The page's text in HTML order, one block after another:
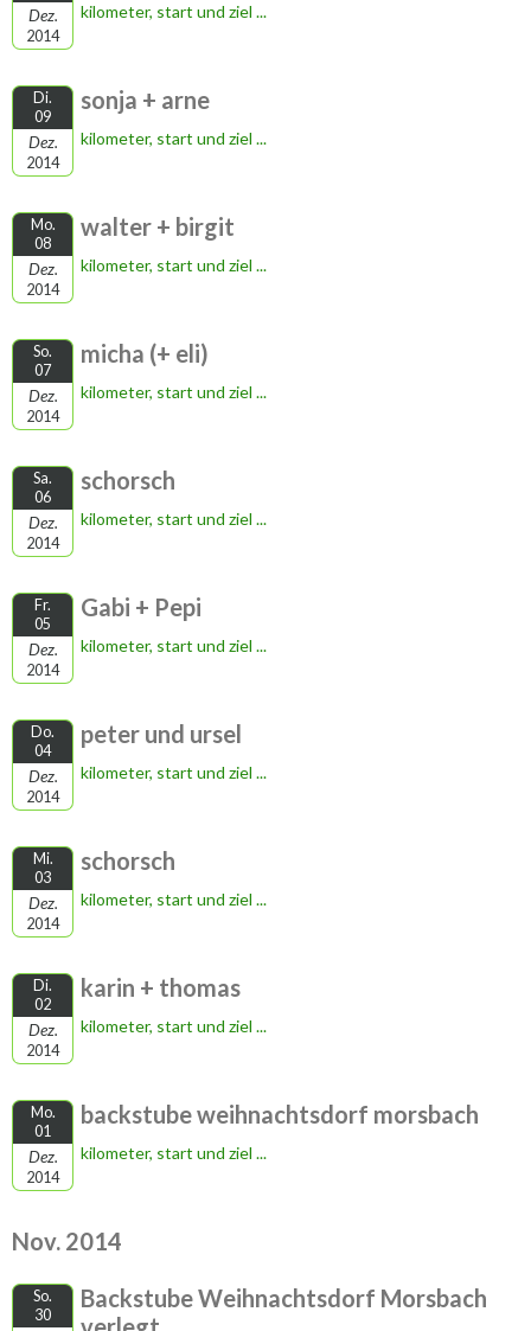
Dez.
2014
kilometer, start und ziel ...
Di.
09
Dez.
2014
sonja + arne
kilometer, start und ziel ...
Mo.
08
Dez.
2014
walter + birgit
kilometer, start und ziel ...
So.
07
Dez.
2014
micha (+ eli)
kilometer, start und ziel ...
Sa.
06
Dez.
2014
schorsch
kilometer, start und ziel ...
Fr.
05
Dez.
2014
Gabi + Pepi
kilometer, start und ziel ...
Do.
04
Dez.
2014
peter und ursel
kilometer, start und ziel ...
Mi.
03
Dez.
2014
schorsch
kilometer, start und ziel ...
Di.
02
Dez.
2014
karin + thomas
kilometer, start und ziel ...
Mo.
01
Dez.
2014
backstube weihnachtsdorf morsbach
kilometer, start und ziel ...
Nov. 2014
So.
30
Backstube Weihnachtsdorf Morsbach